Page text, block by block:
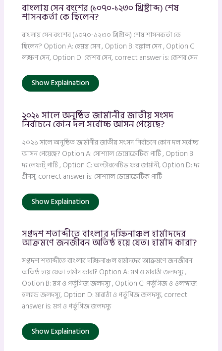
বাংলায় সেন বংশের (১০৭০-১২৩০ খ্রিষ্টাব্দ) শেষ
শাসনকর্তা কে ছিলেন?
বাংলায় সেন বংশের (১০৭০-১২৩০ খ্রিষ্টাব্দ) শেষ শাসনকর্তা কে
ছিলেন? Option A: হেমন্ত সেন , Option B: বল্লাল সেন , Option C:
লক্ষণ সেন, Option D: কেশব সেন, correct answer is: কেশব সেন
Show Explaination
২০২১ সালে অনুষ্ঠিত জার্মানীর জাতীয় সংসদ
নির্বাচনে কোন দল সর্বোচ্চ আসন পেয়েছে?
২০২১ সালে অনুষ্ঠিত জার্মানীর জাতীয় সংসদ নির্বাচনে কোন দল সর্বোচ্চ
আসন পেয়েছে? Option A: সোশ্যাল ডেমোক্রেটিক পার্টি , Option B:
দ্য লেফট্ পার্টি , Option C: অল্টারনেটিভ ফর জার্মানী, Option D: দ্য
গ্রীনস্, correct answer is: সোশ্যাল ডেমোক্রেটিক পার্টি
Show Explaination
সপ্তদশ শতাব্দীতে বাংলার দক্ষিনাঞ্চল হার্মাদদের
আক্রমণে জনজীবন অতিষ্ঠ হয়ে যেত। হার্মাদ কারা?
সপ্তদশ শতাব্দীতে বাংলার দক্ষিনাঞ্চল হার্মাদদের আক্রমণে জনজীবন
অতিষ্ঠ হয়ে যেত। হার্মাদ কারা? Option A: মগ ও মারাঠা জলদস্যু ,
Option B: মগ ও পর্তুগিজ জলদস্যু , Option C: পর্তুগিজ ও ওলন্দাজ
হল্যান্ড জলদস্যু, Option D: মারাঠা ও পর্তুগিজ জলদস্যু, correct
answer is: মগ ও পর্তুগিজ জলদস্যু
Show Explaination